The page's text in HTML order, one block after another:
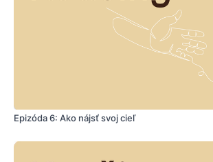
Epizóda 6: Ako nájsť svoj cieľ